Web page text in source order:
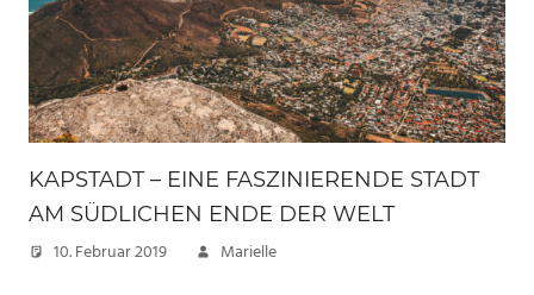
KAPSTADT – EINE FASZINIERENDE STADT
AM SÜDLICHEN ENDE DER WELT
10. Februar 2019 Marielle